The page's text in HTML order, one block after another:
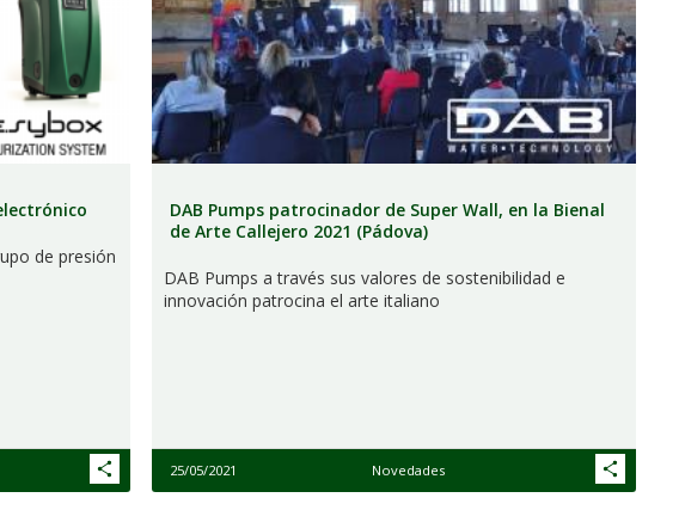
de presión
DAB Pumps patrocinador de Super Wall, en la Bienal
de Arte Callejero 2021 (Pádova)
DAB Pumps a través sus valores de sostenibilidad e
innovación patrocina el arte italiano
25/05/2021 Novedades